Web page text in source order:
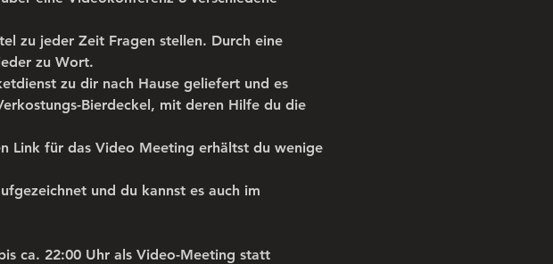
zu jeder Zeit Fragen stellen. Durch eine
zu Wort.
zu dir nach Hause geliefert und es
Bierdeckel, mit deren Hilfe du die
Link für das Video Meeting erhältst du wenige
und du kannst es auch im
ca. 22:00 Uhr als Video-Meeting statt